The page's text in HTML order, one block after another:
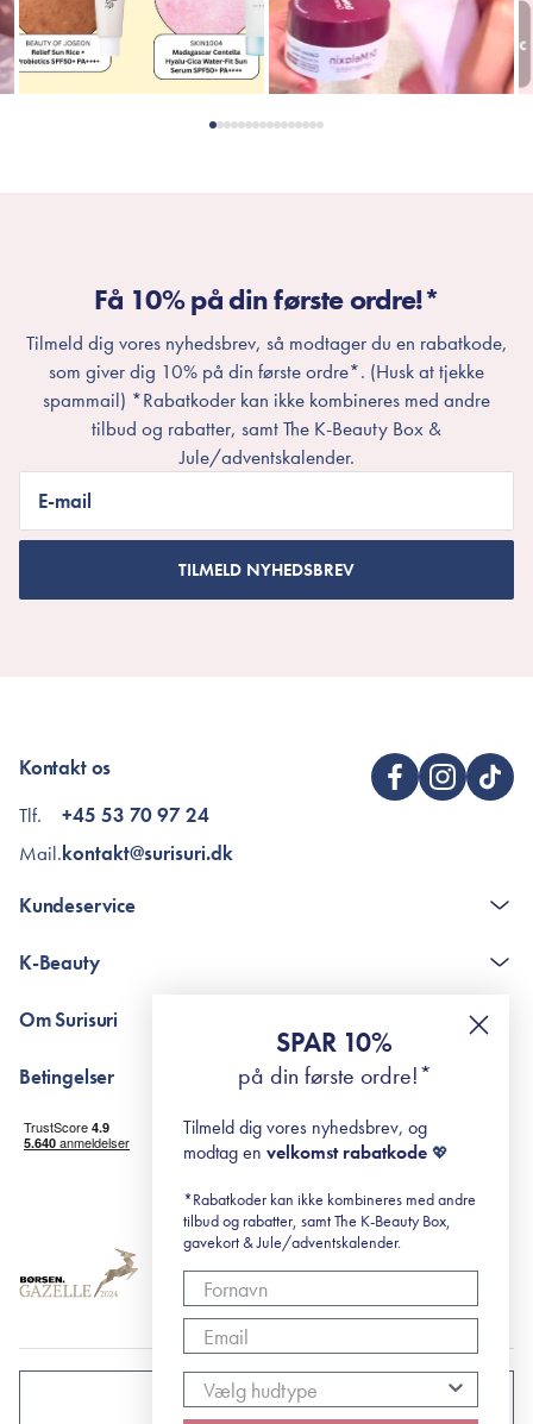
Få 10% på din første ordre!*
Tilmeld dig vores nyhedsbrev, så modtager du en rabatkode,
som giver dig 10% på din første ordre*. (Husk at tjekke
spammail) *Rabatkoder kan ikke kombineres med andre
tilbud og rabatter, samt The K-Beauty Box &
Jule/adventskalender.
E-mail
TILMELD NYHEDSBREV
Kontakt os
Tlf.
Mail.
+45 53 70 97 24
kontakt@surisuri.dk
Kundeservice
The K-Beauty Box - spørgsmål og svar
RE-ZIP
K-Beauty
Retinol for begyndere
surisuri's mini guide til rosacea
Om Surisuri
Black Friday
Betingelser
Levering og returnering
Handelsbetingelser
Abonnementsbetingelser
DANMARK
SPAR 10%
på din første ordre!*
Tilmeld dig vores nyhedsbrev, og
modtag en velkomst rabatkode 💖
*Rabatkoder kan ikke kombineres med andre
tilbud og rabatter, samt The K-Beauty Box,
gavekort & Jule/adventskalender.